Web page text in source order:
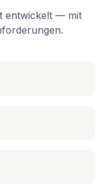
entwickelt — mit